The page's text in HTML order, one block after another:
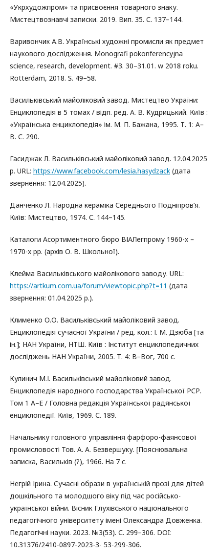
«Укрхудожпром» та присвоєння товарного знаку.
Мистецтвознавчі записки. 2019. Вип. 35. С. 137–144.
Варивончик А.В. Українські художні промисли як предмет
наукового дослідження. Monografi pokonferencyjna
science, research, development. #3. 30–31.01. w 2018 roku.
Rotterdam, 2018. S. 49–58.
Васильківський майоліковий завод. Мистецтво України:
Енциклопедія в 5 томах / відп. ред. А. В. Кудрицький. Київ :
«Українська енциклопедія» ім. М. П. Бажана, 1995. Т. 1: А–
В. С. 290.
Гасиджак Л. Васильківський майоліковий завод. 12.04.2025
р. URL: https://www.facebook.com/lesia.hasydzack (дата
звернення: 12.04.2025).
Данченко Л. Народна кераміка Середнього Подніпров’я.
Київ: Мистецтво, 1974. С. 144–145.
Каталоги Асортиментного бюро ВІАЛегпрому 1960-х –
1970-х рр. (архів О. В. Школьної).
Клейма Васильківського майолікового заводу. URL:
https://artkum.com.ua/forum/viewtopic.php?t=11 (дата
звернення: 01.04.2025 р.).
Клименко О.О. Васильківський майоліковий завод.
Енциклопедія сучасної України / ред. кол.: І. М. Дзюба [та
ін.]; НАН України, НТШ. Київ : Інститут енциклопедичних
досліджень НАН України, 2005. Т. 4: В–Вог, 700 с.
Кулинич М.І. Васильківський майоліковий завод.
Енциклопедія народного господарства Української РСР.
Том 1 А–Е / Головна редакція Української радянської
енциклопедії. Київ, 1969. С. 189.
Начальнику головного управління фарфоро-фаянсової
промисловості Тов. А. А. Безвершуку. [Пояснювальна
записка, Васильків (?), 1966. На 7 с.
Негрій Ірина. Сучасні образи в українській прозі для дітей
дошкільного та молодшого віку під час російсько-
української війни. Вісник Глухівського національного
педагогічного університету імені Олександра Довженка.
Педагогічні науки. 2023. №3(53). С. 299–306. DOI:
10.31376/2410-0897-2023-3- 53-299-306.